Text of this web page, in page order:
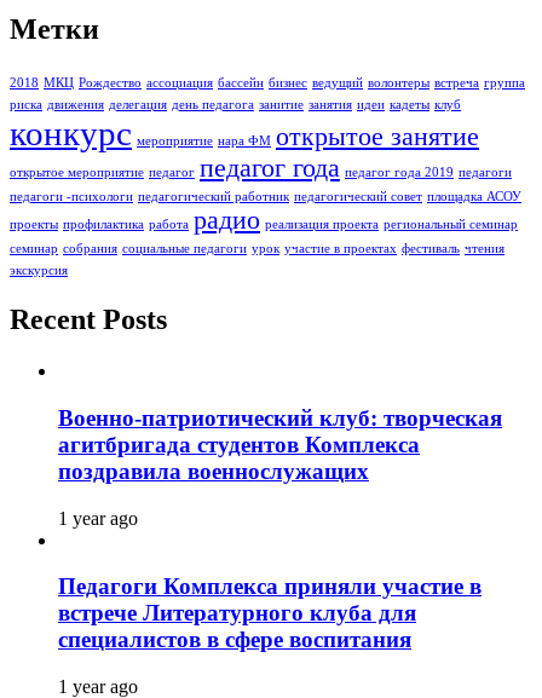
Метки
2018 МКЦ Рождество ассоциация бассейн бизнес ведущий волонтеры встреча группа
риска движения делегация день педагога занитие занятия идеи кадеты клуб
конкурс мероприятие нара ФМ открытое занятие
открытое мероприятие педагог педагог года педагог года 2019 педагоги
педагоги -психологи педагогический работник педагогический совет площадка АСОУ
проекты профилактика работа радио реализация проекта региональный семинар
семинар собрания социальные педагоги урок участие в проектах фестиваль чтения
экскурсия
Recent Posts
Военно-патриотический клуб: творческая
агитбригада студентов Комплекса
поздравила военнослужащих
1 year ago
Педагоги Комплекса приняли участие в
встрече Литературного клуба для
специалистов в сфере воспитания
1 year ago